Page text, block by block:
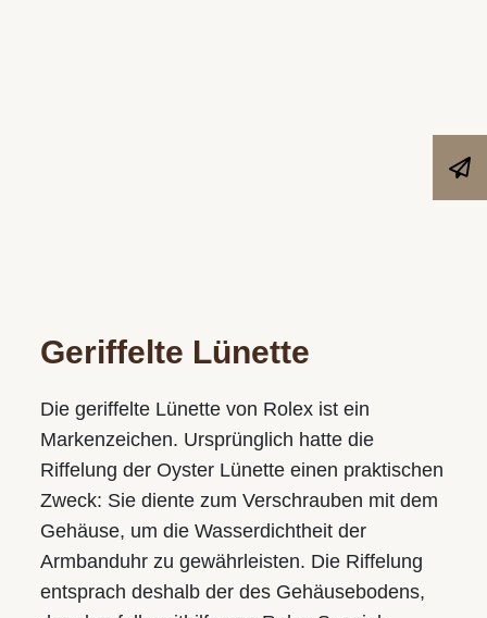
Geriffelte Lünette
Die geriffelte Lünette von Rolex ist ein
Markenzeichen. Ursprünglich hatte die
Riffelung der Oyster Lünette einen praktischen
Zweck: Sie diente zum Verschrauben mit dem
Gehäuse­, um die Wasserdichtheit der
Armbanduhr zu gewährleisten. Die Riffelung
entsprach deshalb der des Gehäuse­bodens,